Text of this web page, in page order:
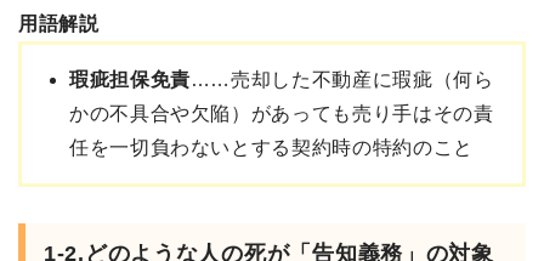
用語解説
瑕疵担保免責……売却した不動産に瑕疵（何ら
かの不具合や欠陥）があっても売り手はその責
任を一切負わないとする契約時の特約のこと
1-2.どのような人の死が「告知義務」の対象